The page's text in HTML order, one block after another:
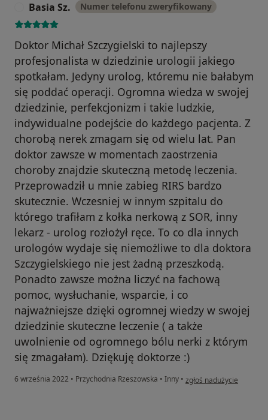
Basia Sz. Numer telefonu zweryfikowany
Doktor Michał Szczygielski to najlepszy
profesjonalista w dziedzinie urologii jakiego
spotkałam. Jedyny urolog, któremu nie bałabym
się poddać operacji. Ogromna wiedza w swojej
dziedzinie, perfekcjonizm i takie ludzkie,
indywidualne podejście do każdego pacjenta. Z
chorobą nerek zmagam się od wielu lat. Pan
doktor zawsze w momentach zaostrzenia
choroby znajdzie skuteczną metodę leczenia.
Przeprowadził u mnie zabieg RIRS bardzo
skutecznie. Wczesniej w innym szpitalu do
którego trafiłam z kołka nerkową z SOR, inny
lekarz - urolog rozłożył ręce. To co dla innych
urologów wydaje się niemożliwe to dla doktora
Szczygielskiego nie jest żadną przeszkodą.
Ponadto zawsze można liczyć na fachową
pomoc, wysłuchanie, wsparcie, i co
najważniejsze dzięki ogromnej wiedzy w swojej
dziedzinie skuteczne leczenie ( a także
uwolnienie od ogromnego bólu nerki z którym
się zmagałam). Dziękuję doktorze :)
6 września 2022 • Przychodnia Rzeszowska • Inny • w opinii użytkownika
zgłoś nadużycie